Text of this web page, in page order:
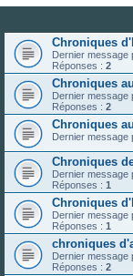
Chroniques
Dernier message
Réponses : 2
Chroniques
Dernier message
Réponses : 2
Chroniques
Dernier message
Chroniques
Dernier message
Réponses : 1
Chroniques
Dernier message
Réponses : 1
chroniques
Dernier message
Réponses : 2